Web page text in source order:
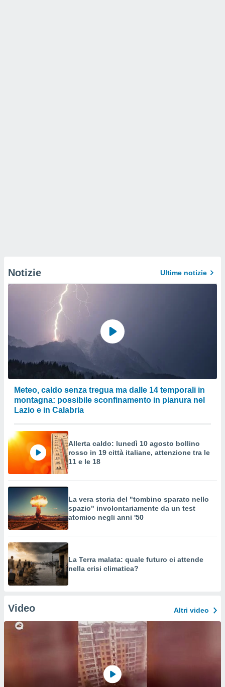
Notizie Ultime notizie
Meteo, caldo senza tregua ma dalle 14 temporali in
montagna: possibile sconfinamento in pianura nel
Lazio e in Calabria
Allerta caldo: lunedì 10 agosto bollino
rosso in 19 città italiane, attenzione tra le
11 e le 18
La vera storia del "tombino sparato nello
spazio" involontariamente da un test
atomico negli anni '50
La Terra malata: quale futuro ci attende
nella crisi climatica?
Video Altri video